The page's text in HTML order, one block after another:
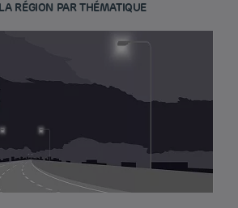
RÉGION PAR THÉMATIQUE